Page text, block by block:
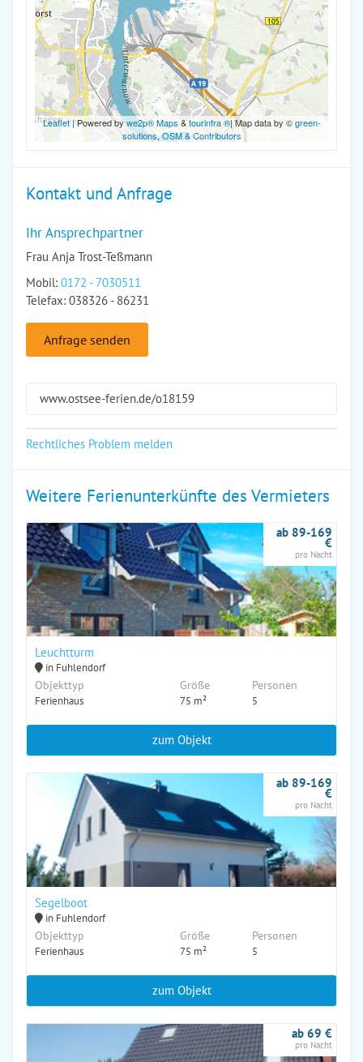
Leaflet| Powered bywe2p® Maps &tourinfra ®| Map data by ©green-
solutions,OSM & Contributors
Kontakt und Anfrage
Ihr Ansprechpartner
Frau Anja Trost-Teßmann
Mobil: 0172 - 7030511
Telefax: 038326 - 86231
Anfrage senden
www.ostsee-ferien.de/o18159
Rechtliches Problem melden
Weitere Ferienunterkünfte des Vermieters
Leuchtturm
in Fuhlendorf
Objekttyp
Ferienhaus
Größe
75 m²
Personen
5
ab 89-169
€
pro Nacht
zum Objekt
Segelboot
in Fuhlendorf
Objekttyp
Ferienhaus
Größe
75 m²
Personen
5
ab 89-169
€
pro Nacht
zum Objekt
ab 69 €
pro Nacht